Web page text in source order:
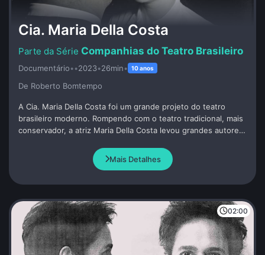
Cia. Maria Della Costa
Companhias do Teatro Brasileiro
Documentário••2023•26min• 10 anos
De Roberto Bomtempo
A Cia. Maria Della Costa foi um grande projeto do teatro
brasileiro moderno. Rompendo com o teatro tradicional, mais
conservador, a atriz Maria Della Costa levou grandes autores
repertórios do teatro brasileiro.
Mais Detalhes
02:00